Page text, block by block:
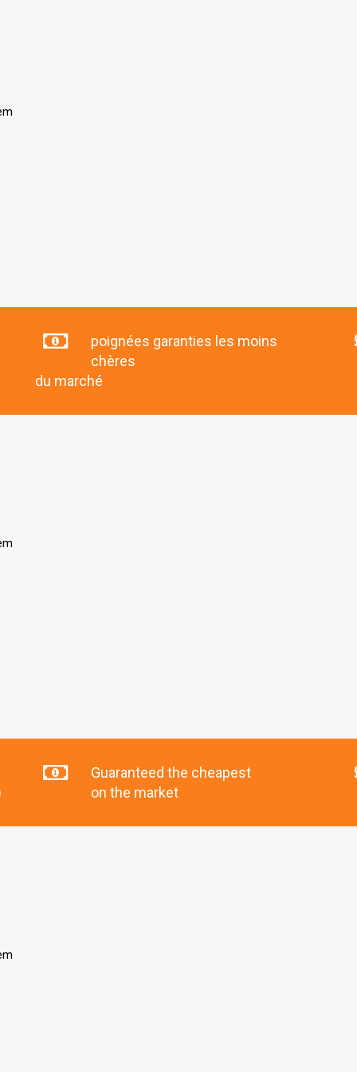
poignées garanties les moins
chères
du marché
Guaranteed the cheapest
on the market